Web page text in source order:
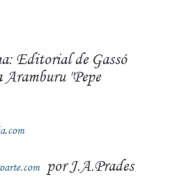
Editorial de Gassó
"Pepe
por J.A.Prades